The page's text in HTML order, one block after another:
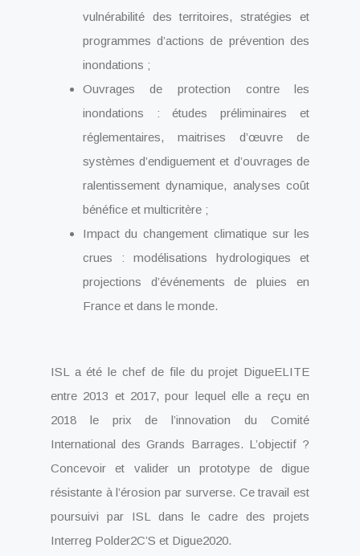
vulnérabilité des territoires, stratégies et
programmes d’actions de prévention des
inondations ;
Ouvrages de protection contre les
inondations : études préliminaires et
réglementaires, maitrises d’œuvre de
systèmes d’endiguement et d’ouvrages de
ralentissement dynamique, analyses coût
bénéfice et multicritère ;
Impact du changement climatique sur les
crues : modélisations hydrologiques et
projections d’événements de pluies en
France et dans le monde.
ISL a été le chef de file du projet DigueELITE
entre 2013 et 2017, pour lequel elle a reçu en
2018 le prix de l’innovation du Comité
International des Grands Barrages. L’objectif ?
Concevoir et valider un prototype de digue
résistante à l’érosion par surverse. Ce travail est
poursuivi par ISL dans le cadre des projets
Interreg Polder2C’S et Digue2020.